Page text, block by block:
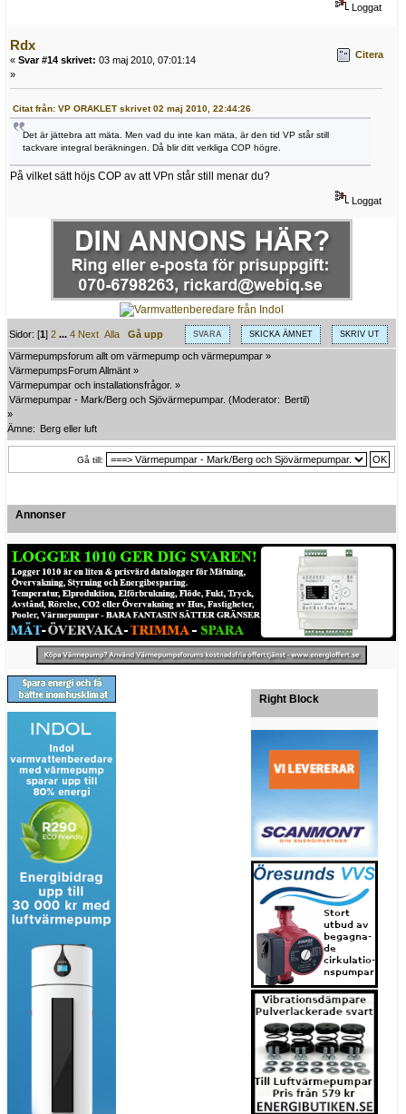
Loggat
Rdx
« Svar #14 skrivet: 03 maj 2010, 07:01:14
»
Citera
Citat från: VP ORAKLET skrivet 02 maj 2010, 22:44:26
Det är jättebra att mäta. Men vad du inte kan mäta, är den tid VP står still
tackvare integral beräkningen. Då blir ditt verkliga COP högre.
På vilket sätt höjs COP av att VPn står still menar du?
Loggat
SVARA SKICKA ÄMNET SKRIV UT
Sidor: [1]2 ...4 Next Alla
Gå upp
Värmepumpsforum allt om värmepump och värmepumpar »
VärmepumpsForum Allmänt »
Värmepumpar och installationsfrågor. »
Värmepumpar - Mark/Berg och Sjövärmepumpar. (Moderator: Bertil)
»
Ämne: Berg eller luft
Gå till:
Annonser
Right Block